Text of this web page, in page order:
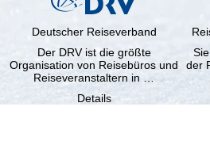
Deutscher Reiseverband
Der DRV ist die größte
Organisation von Reisebüros und
Reiseveranstaltern in …
Details
der